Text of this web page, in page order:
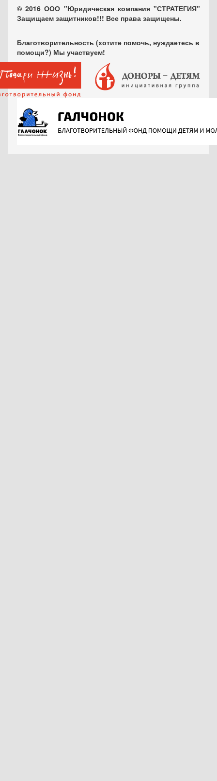
© 2016 ООО "Юридическая компания "СТРАТЕГИЯ"
Защищаем защитников!!! Все права защищены.
Благотворительность (хотите помочь, нуждаетесь в
помощи?) Мы участвуем!